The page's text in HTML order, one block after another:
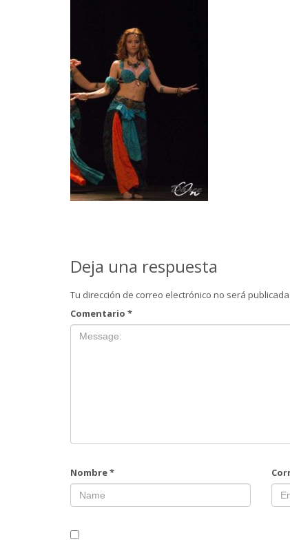
Deja una respuesta
Tu dirección de correo electrónico no será publicada.
Comentario *
Nombre*